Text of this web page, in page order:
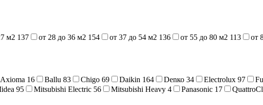
м2 137 от 28 до 36 м2 154 от 37 до 54 м2 136 от 55 до 80 м2 113 от
Axioma 16 Ballu 83 Chigo 69 Daikin 164 Denко 34 Electrolux 97
95 Mitsubishi Electric 56 Mitsubishi Heavy 4 Panasonic 17